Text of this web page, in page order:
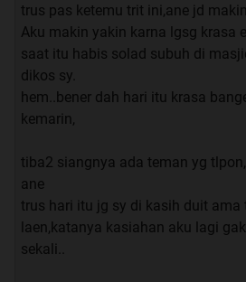
trus pas ketemu trit ini,ane jd
Aku makin yakin karna lgsg krasa
saat itu habis solad subuh di
dikos sy.
hem..bener dah hari itu krasa
kemarin,
tiba2 siangnya ada teman yg
ane
trus hari itu jg sy di kasih duit ama
laen,katanya kasiahan aku lagi
sekali..